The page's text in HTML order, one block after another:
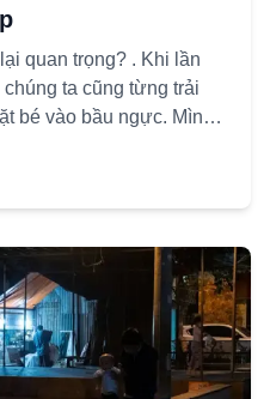
quan trọng? . Khi lần
ta cũng từng trải
bé vào bầu ngực. Mình